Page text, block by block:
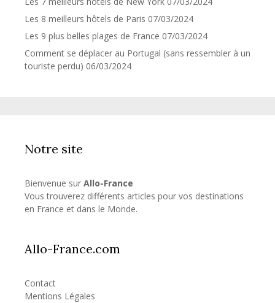
Les 8 meilleurs hôtels de Paris 07/03/2024
Les 9 plus belles plages de France 07/03/2024
Comment se déplacer au Portugal (sans ressembler à un
touriste perdu) 06/03/2024
Notre site
Bienvenue sur Allo-France
Vous trouverez différents articles pour vos destinations
en France et dans le Monde.
Allo-France.com
Contact
Mentions Légales